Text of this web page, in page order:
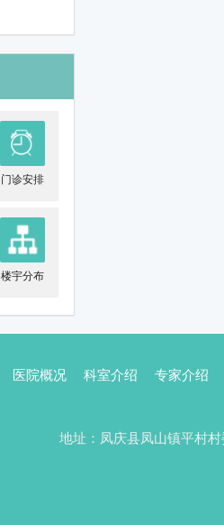
门诊安排
楼宇分布
医院概况 科室介绍 专家介绍
地址：凤庆县凤山镇平村